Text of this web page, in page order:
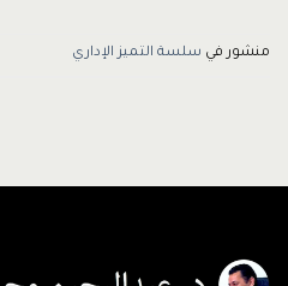
منشور في سلسة التميز الإداري